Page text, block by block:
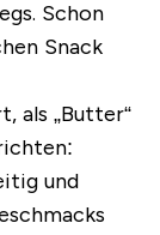
Schon
Snack
als „Butter“
und